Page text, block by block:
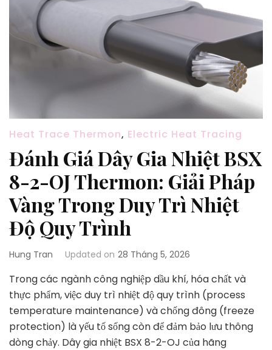
Heat Trace Thermon, Electric Heat Tracing
Đánh Giá Dây Gia Nhiệt BSX
8-2-OJ Thermon: Giải Pháp
Vàng Trong Duy Trì Nhiệt
Độ Quy Trình
Hung Tran Updated on 28 Tháng 5, 2026
Trong các ngành công nghiệp dầu khí, hóa chất và
thực phẩm, việc duy trì nhiệt độ quy trình (process
temperature maintenance) và chống đông (freeze
protection) là yếu tố sống còn để đảm bảo lưu thông
dòng chảy. Dây gia nhiệt BSX 8-2-OJ của hãng